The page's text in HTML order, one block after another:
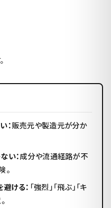
：販売元や製造元が分か
い：成分や流通経路が不
。
ける： 「強烈」「飛ぶ」「キ